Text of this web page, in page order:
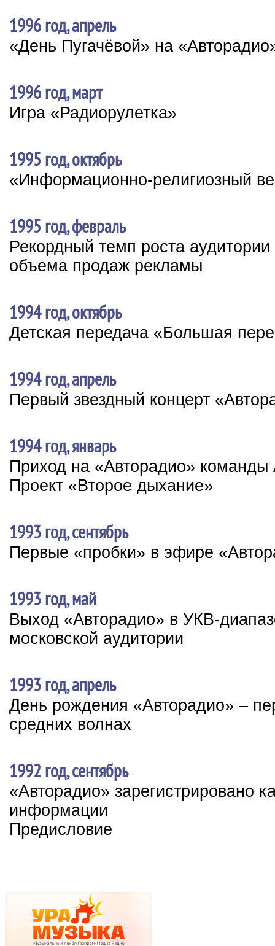
1996 год, апрель
«День Пугачёвой» на
1996 год, март
Игра «Радиорулетка»
1995 год, октябрь
«Информационно-религиозный
1995 год, февраль
Рекордный темп роста
объема продаж рекламы
1994 год, октябрь
Детская передача «Большая
1994 год, апрель
Первый звездный концерт
1994 год, январь
Приход на «Авторадио»
Проект «Второе дыхание»
1993 год, сентябрь
Первые «пробки» в эфире
1993 год, май
Выход «Авторадио» в УКВ-
московской аудитории
1993 год, апрель
День рождения «Авторадио» –
средних волнах
1992 год, сентябрь
«Авторадио» зарегистрировано
информации
Предисловие